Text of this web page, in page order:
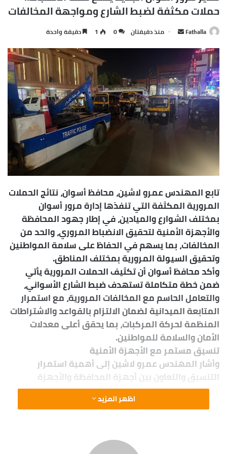
jungle there’s a lot of they in there, after you overcome
they, you will make it to paradise.
Success is how high you bounce when
you hit bottom
In life there will be road blocks but we will over come it.
Another one. Learning is cool, but knowing is better, and I
know the key to success. The key to more success is to
get a massage once a week, very important, major key,
cloth talk. I told you all this before, when you have a
swimming pool, do not use chlorine, use salt water, the
healing, salt water is the healing. I’m up to something.
Life is what you make it, so let’s make it. The other day
the grass was brown, now it’s green because I ain’t give
up. Never surrender.
Wraith talk. Congratulations, you played yourself. Stay